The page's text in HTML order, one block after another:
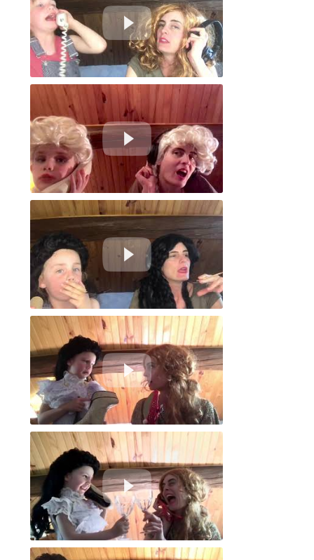
Le 19 - La cliente de la coiffeuse
Le 19 - Chine source de tous les conflits
Alerte Corona Virus - studio son
Les stars font-elles caca ?
Le 19 - No Festivals, we said ! - Cannes